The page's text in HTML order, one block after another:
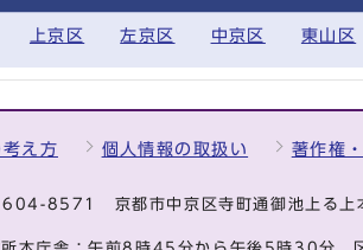
上京区 左京区 中京区 東山区
え方 個人情報の取扱い 著作権
604-8571 京都市中京区寺町通御池上る